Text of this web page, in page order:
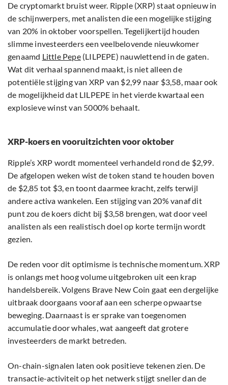
De cryptomarkt bruist weer. Ripple (XRP) staat opnieuw in
de schijnwerpers, met analisten die een mogelijke stijging
van 20% in oktober voorspellen. Tegelijkertijd houden
slimme investeerders een veelbelovende nieuwkomer
genaamd Little Pepe(LILPEPE) nauwlettend in de gaten.
Wat dit verhaal spannend maakt, is niet alleen de
potentiële stijging van XRP van $2,99 naar $3,58, maar ook
de mogelijkheid dat LILPEPE in het vierde kwartaal een
explosieve winst van 5000% behaalt.
XRP-koers en vooruitzichten voor oktober
Ripple’s XRP wordt momenteel verhandeld rond de $2,99.
De afgelopen weken wist de token stand te houden boven
de $2,85 tot $3, en toont daarmee kracht, zelfs terwijl
andere activa wankelen. Een stijging van 20% vanaf dit
punt zou de koers dicht bij $3,58 brengen, wat door veel
analisten als een realistisch doel op korte termijn wordt
gezien.
De reden voor dit optimisme is technische momentum. XRP
is onlangs met hoog volume uitgebroken uit een krap
handelsbereik. Volgens Brave New Coin gaat een dergelijke
uitbraak doorgaans vooraf aan een scherpe opwaartse
beweging. Daarnaast is er sprake van toegenomen
accumulatie door whales, wat aangeeft dat grotere
investeerders de markt betreden.
On-chain-signalen laten ook positieve tekenen zien. De
transactie-activiteit op het netwerk stijgt sneller dan de